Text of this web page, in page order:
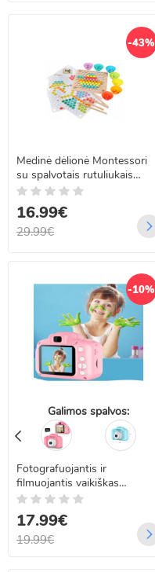
-43%
Medinė dėlionė Montessori
su spalvotais rutuliukais
BEAD HOLDER
16.99€
29.99€
-10%
Galimos spalvos:
Fotografuojantis ir
filmuojantis vaikiškas
fotoaparatas su ekranu
17.99€
19.99€